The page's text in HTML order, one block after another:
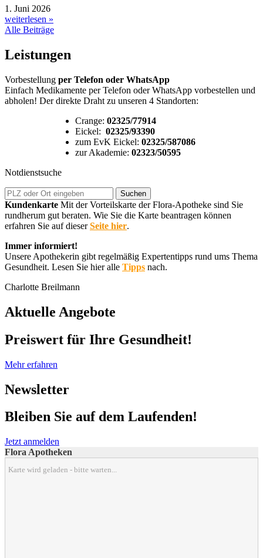
1. Juni 2026
weiterlesen »
Alle Beiträge
Leistungen
Vorbestellung per Telefon oder WhatsApp
Einfach Medikamente per Telefon oder WhatsApp vorbestellen und
abholen! Der direkte Draht zu unseren 4 Standorten:
Crange: 02325/77914
Eickel: 02325/93390
zum EvK Eickel: 02325/587086
zur Akademie: 02323/50595
Notdienstsuche
Kundenkarte Mit der Vorteilskarte der Flora-Apotheke sind Sie
rundherum gut beraten. Wie Sie die Karte beantragen können
erfahren Sie auf dieserSeite hier.
Immer informiert!
Unsere Apothekerin gibt regelmäßig Expertentipps rund ums Thema
Gesundheit. Lesen Sie hier alle Tipps nach.
Charlotte Breilmann
Aktuelle Angebote
Preiswert für Ihre Gesundheit!
Mehr erfahren
Newsletter
Bleiben Sie auf dem Laufenden!
Jetzt anmelden
Flora Apotheken
Karte wird geladen - bitte warten...